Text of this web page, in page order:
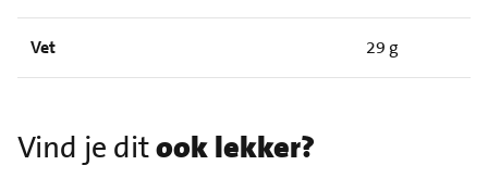
Vet 29 g
Vind je ditook lekker?